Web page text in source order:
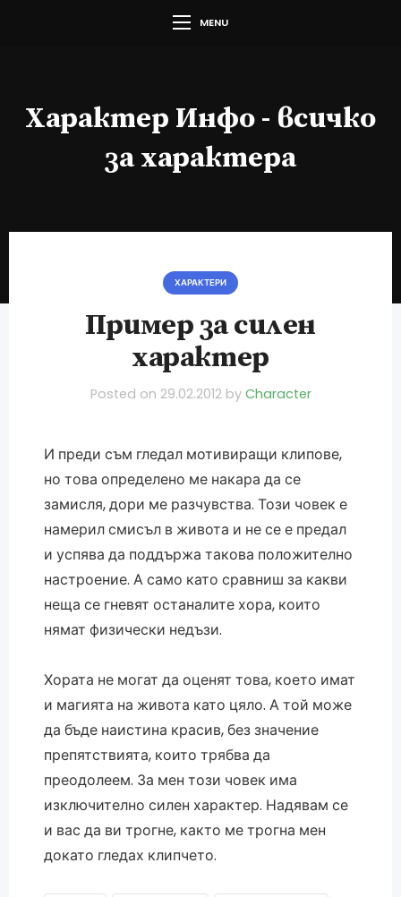
MENU
Характер Инфо - всичко
за характера
ХАРАКТЕРИ
Пример за силен
характер
Posted on 29.02.2012 by Character
И преди съм гледал мотивиращи клипове,
но това определено ме накара да се
замисля, дори ме разчувства. Този човек е
намерил смисъл в живота и не се е предал
и успява да поддържа такова положително
настроение. А само като сравниш за какви
неща се гневят останалите хора, които
нямат физически недъзи.
Хората не могат да оценят това, което имат
и магията на живота като цяло. А той може
да бъде наистина красив, без значение
препятствията, които трябва да
преодолеем. За мен този човек има
изключително силен характер. Надявам се
и вас да ви трогне, както ме трогна мен
докато гледах клипчето.